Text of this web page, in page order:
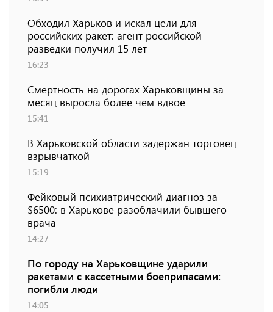
Обходил Харьков и искал цели для
российских ракет: агент российской
разведки получил 15 лет
16:23
Смертность на дорогах Харьковщины за
месяц выросла более чем вдвое
15:41
В Харьковской области задержан торговец
взрывчаткой
15:19
Фейковый психиатрический диагноз за
$6500: в Харькове разоблачили бывшего
врача
14:27
По городу на Харьковщине ударили
ракетами с кассетными боеприпасами:
погибли люди
14:05